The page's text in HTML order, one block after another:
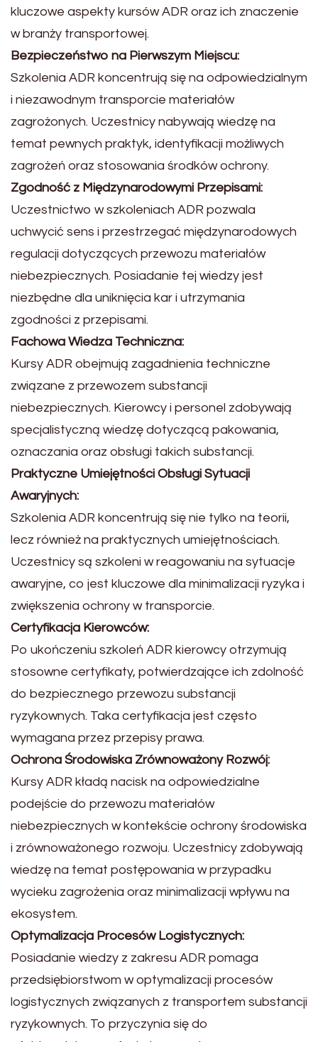
kluczowe aspekty kursów ADR oraz ich znaczenie
w branży transportowej.
Bezpieczeństwo na Pierwszym Miejscu:
Szkolenia ADR koncentrują się na odpowiedzialnym
i niezawodnym transporcie materiałów
zagrożonych. Uczestnicy nabywają wiedzę na
temat pewnych praktyk, identyfikacji możliwych
zagrożeń oraz stosowania środków ochrony.
Zgodność z Międzynarodowymi Przepisami:
Uczestnictwo w szkoleniach ADR pozwala
uchwycić sens i przestrzegać międzynarodowych
regulacji dotyczących przewozu materiałów
niebezpiecznych. Posiadanie tej wiedzy jest
niezbędne dla uniknięcia kar i utrzymania
zgodności z przepisami.
Fachowa Wiedza Techniczna:
Kursy ADR obejmują zagadnienia techniczne
związane z przewozem substancji
niebezpiecznych. Kierowcy i personel zdobywają
specjalistyczną wiedzę dotyczącą pakowania,
oznaczania oraz obsługi takich substancji.
Praktyczne Umiejętności Obsługi Sytuacji
Awaryjnych:
Szkolenia ADR koncentrują się nie tylko na teorii,
lecz również na praktycznych umiejętnościach.
Uczestnicy są szkoleni w reagowaniu na sytuacje
awaryjne, co jest kluczowe dla minimalizacji ryzyka i
zwiększenia ochrony w transporcie.
Certyfikacja Kierowców:
Po ukończeniu szkoleń ADR kierowcy otrzymują
stosowne certyfikaty, potwierdzające ich zdolność
do bezpiecznego przewozu substancji
ryzykownych. Taka certyfikacja jest często
wymagana przez przepisy prawa.
Ochrona Środowiska Zrównoważony Rozwój:
Kursy ADR kładą nacisk na odpowiedzialne
podejście do przewozu materiałów
niebezpiecznych w kontekście ochrony środowiska
i zrównoważonego rozwoju. Uczestnicy zdobywają
wiedzę na temat postępowania w przypadku
wycieku zagrożenia oraz minimalizacji wpływu na
ekosystem.
Optymalizacja Procesów Logistycznych:
Posiadanie wiedzy z zakresu ADR pomaga
przedsiębiorstwom w optymalizacji procesów
logistycznych związanych z transportem substancji
ryzykownych. To przyczynia się do